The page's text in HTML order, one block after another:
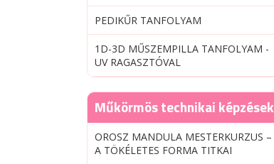
PEDIKŰR TANFOLYAM
1D-3D MŰSZEMPILLA TANFOLYAM -
UV RAGASZTÓVAL
Műkörmös technikai képzések
OROSZ MANDULA MESTERKURZUS –
A TÖKÉLETES FORMA TITKAI